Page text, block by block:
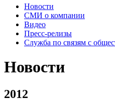
Новости
СМИ о компании
Видео
Пресс-релизы
Служба по связям с
Новости
2012